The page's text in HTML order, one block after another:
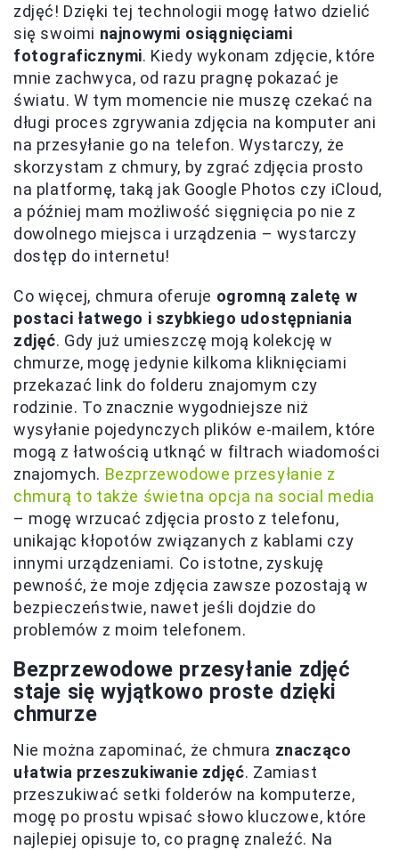
zdjęć! Dzięki tej technologii mogę łatwo dzielić
się swoimi najnowymi osiągnięciami
fotograficznymi. Kiedy wykonam zdjęcie, które
mnie zachwyca, od razu pragnę pokazać je
światu. W tym momencie nie muszę czekać na
długi proces zgrywania zdjęcia na komputer ani
na przesyłanie go na telefon. Wystarczy, że
skorzystam z chmury, by zgrać zdjęcia prosto
na platformę, taką jak Google Photos czy iCloud,
a później mam możliwość sięgnięcia po nie z
dowolnego miejsca i urządzenia – wystarczy
dostęp do internetu!
Co więcej, chmura oferuje ogromną zaletę w
postaci łatwego i szybkiego udostępniania
zdjęć. Gdy już umieszczę moją kolekcję w
chmurze, mogę jedynie kilkoma kliknięciami
przekazać link do folderu znajomym czy
rodzinie. To znacznie wygodniejsze niż
wysyłanie pojedynczych plików e-mailem, które
mogą z łatwością utknąć w filtrach wiadomości
znajomych. Bezprzewodowe przesyłanie z
chmurą to także świetna opcja na social media
– mogę wrzucać zdjęcia prosto z telefonu,
unikając kłopotów związanych z kablami czy
innymi urządzeniami. Co istotne, zyskuję
pewność, że moje zdjęcia zawsze pozostają w
bezpieczeństwie, nawet jeśli dojdzie do
problemów z moim telefonem.
Bezprzewodowe przesyłanie zdjęć
staje się wyjątkowo proste dzięki
chmurze
Nie można zapominać, że chmura znacząco
ułatwia przeszukiwanie zdjęć. Zamiast
przeszukiwać setki folderów na komputerze,
mogę po prostu wpisać słowo kluczowe, które
najlepiej opisuje to, co pragnę znaleźć. Na